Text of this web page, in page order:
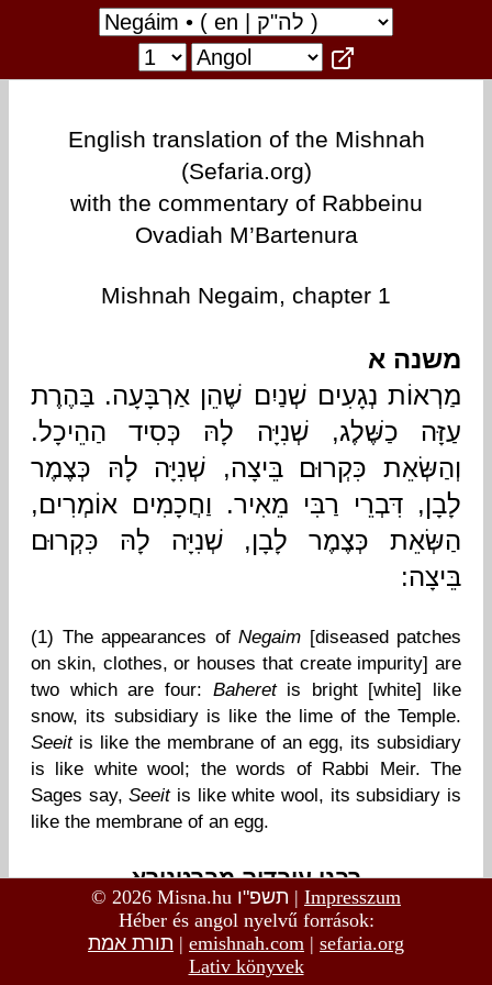
© 2026 Misna.hu תשפ"ו | Impresszum
Héber és angol nyelvű források:
תורת אמת | emishnah.com | sefaria.org
Lativ könyvek